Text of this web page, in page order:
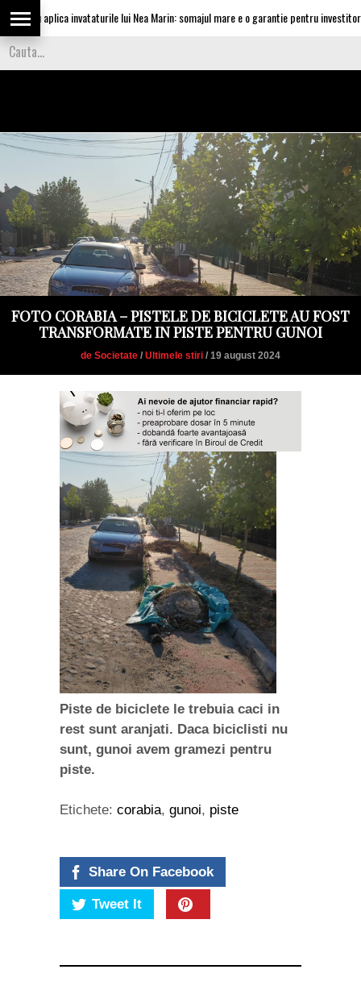
aplica invataturile lui Nea Marin: somajul mare e o garantie pentru investitori
FOTO CORABIA – PISTELE DE BICICLETE AU FOST
TRANSFORMATE IN PISTE PENTRU GUNOI
de Societate / Ultimele stiri / 19 august 2024
Piste de biciclete le trebuia caci in
rest sunt aranjati. Daca biciclisti nu
sunt, gunoi avem gramezi pentru
piste.
Etichete: corabia, gunoi, piste
Share On Facebook
Tweet It